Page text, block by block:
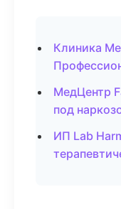
Клиника
МедЦентр
под
ИП Lab